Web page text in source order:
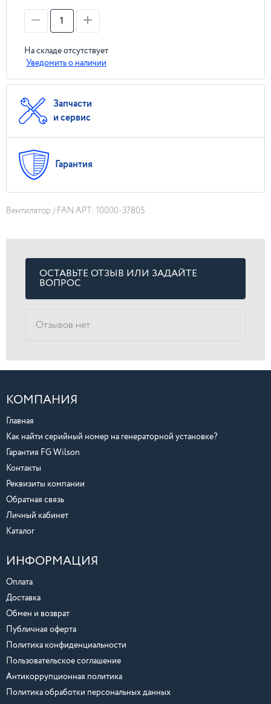
На складе отсутствует
Уведомить о наличии
Запчасти
и сервис
Гарантия
Вентилятор / FAN АРТ: 10000-37805
ОСТАВЬТЕ ОТЗЫВ ИЛИ ЗАДАЙТЕ
ВОПРОС
Отзывов нет
КОМПАНИЯ
Главная
Как найти серийный номер на генераторной установке?
Гарантия FG Wilson
Контакты
Реквизиты компании
Обратная связь
Личный кабинет
Каталог
ИНФОРМАЦИЯ
Оплата
Доставка
Обмен и возврат
Публичная оферта
Политика конфиденциальности
Пользовательское соглашение
Антикоррупционная политика
Политика обработки персональных данных